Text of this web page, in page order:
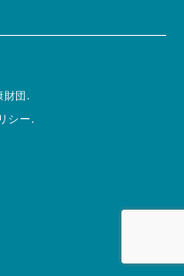
財団.
シー.